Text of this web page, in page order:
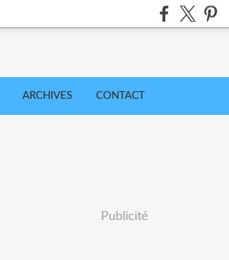
ARCHIVES CONTACT
Publicité